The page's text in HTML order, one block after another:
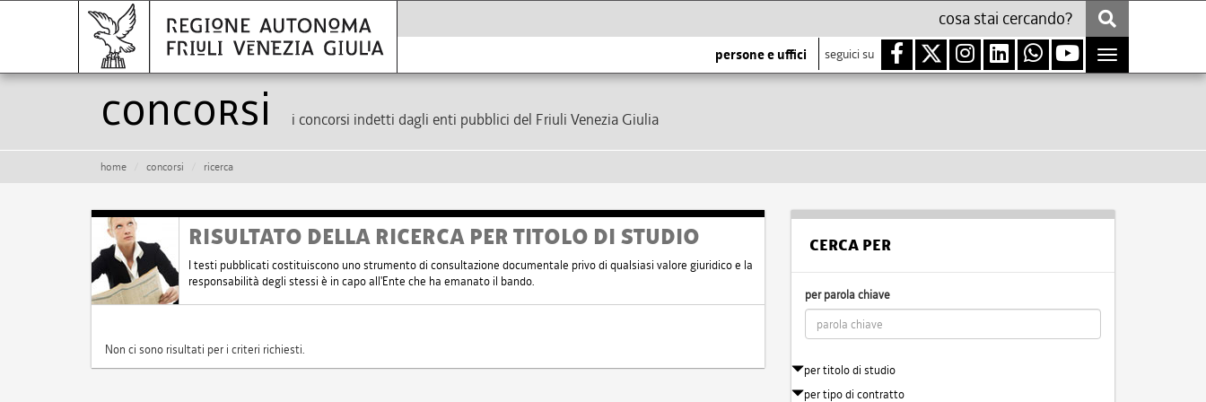
persone e uffici seguici su
Toggle
navigation
Concorsi i concorsi indetti dagli enti pubblici del Friuli Venezia Giulia
home concorsi ricerca
RISULTATO DELLA RICERCA PER TITOLO DI STUDIO
I testi pubblicati costituiscono uno strumento di consultazione documentale privo di qualsiasi valore giuridico e la
responsabilità degli stessi è in capo all'Ente che ha emanato il bando.
Non ci sono risultati per i criteri richiesti.
CERCA PER
per parola chiave
per titolo di studio
per tipo di contratto